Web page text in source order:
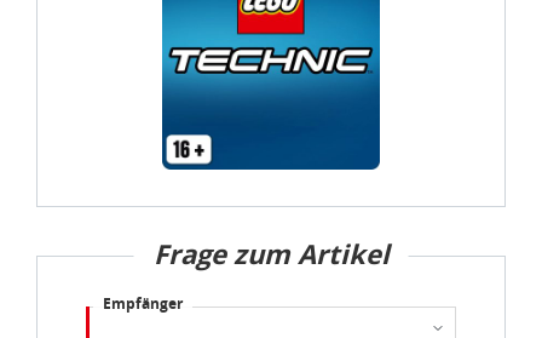
auf Ihrem Bildschirm anpassen und damit widerrufen.
idee+spiel Betriebs-GmbH
Frage zum Artikel
Empfänger